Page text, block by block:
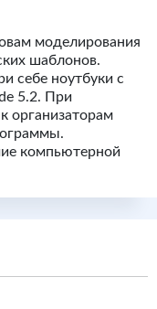
моделирования
шаблонов.
себе ноутбуки с
5.2. При
организаторам
компьютерной